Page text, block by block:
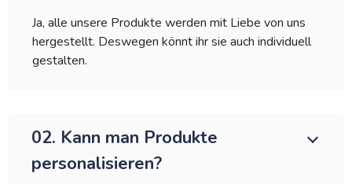
Ja, alle unsere Produkte werden mit Liebe von uns
hergestellt. Deswegen könnt ihr sie auch individuell
gestalten.
02. Kann man Produkte
personalisieren?